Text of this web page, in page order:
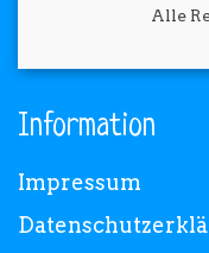
Information
Impressum
Alle